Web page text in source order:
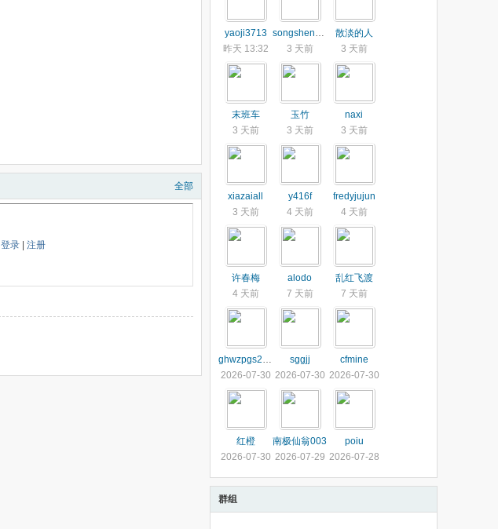
全部
登录 注册
yaoji3713
昨天 13:32
songshengkui
3 天前
散淡的人
3 天前
末班车
3 天前
玉竹
3 天前
naxi
3 天前
xiazaiall
3 天前
y416f
4 天前
fredyjujun
4 天前
许春梅
4 天前
alodo
7 天前
乱红飞渡
7 天前
ghwzpgs2013
2026-07-30
sggjj
2026-07-30
cfmine
2026-07-30
红橙
2026-07-30
南极仙翁003
2026-07-29
poiu
2026-07-28
群组